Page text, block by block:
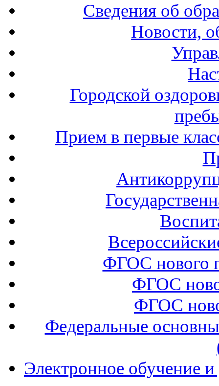
Сведения об
Новости,
Городской
Прием в первые
ФГОС нового
ФГОС
ФГОС
Федеральные
Электронное обучение